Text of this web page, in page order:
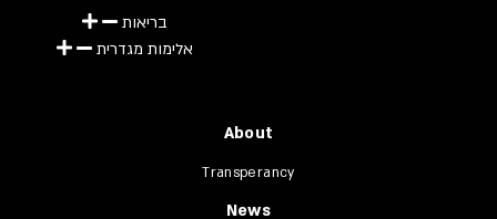
בריאות
אלימות מגדרית
About
Transperancy
News